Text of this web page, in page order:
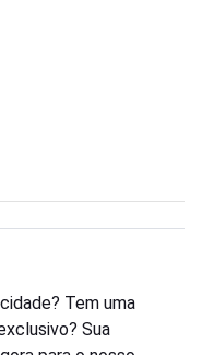
Tem uma
Sua